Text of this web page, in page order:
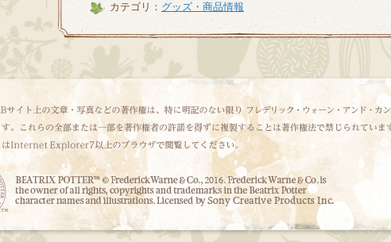
カテゴリ： グッズ・商品情報